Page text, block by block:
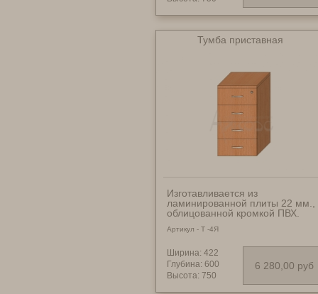
Тумба приставная
Изготавливается из
ламинированной плиты 22 мм.,
облицованной кромкой ПВХ.
Качественная фурнитура
Артикул - Т -4Я
Ширина: 422
Глубина: 600
Высота: 750
6 280,00 руб